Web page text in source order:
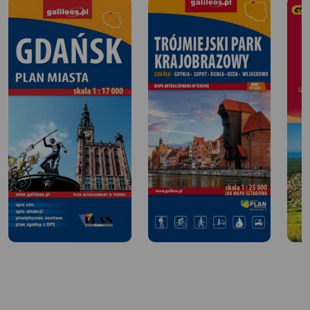
Ewy i dalej Wzgórze Pachołek, z panoramą Trójmiasta i
Zatoki Gdańskiej. Droga prowadzi tutaj przez leśne ścieżki.
U podnóży Wzgórza Pachołek usytuowana jest Katedra
Oliwska – znana z pięknych organów i zabytkowego
wnętrza, a także parku ze starodrzewiem, malowniczymi
alejkami i stawami.
Dalej docieramy do Sopotu. Tu czeka na nas molo, idealne
na relaks po rowerowej wyprawie. Trasa jest łatwa,
dostosowana do różnych poziomów zaawansowania.